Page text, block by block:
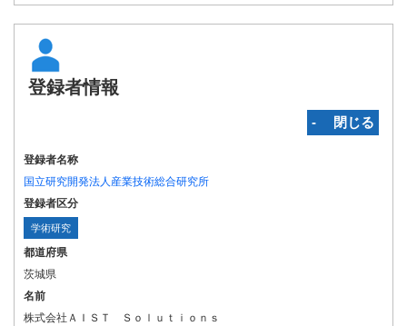
登録者情報
‐ 閉じる
登録者名称
国立研究開発法人産業技術総合研究所
登録者区分
学術研究
都道府県
茨城県
名前
株式会社ＡＩＳＴ Ｓｏｌｕｔｉｏｎｓ